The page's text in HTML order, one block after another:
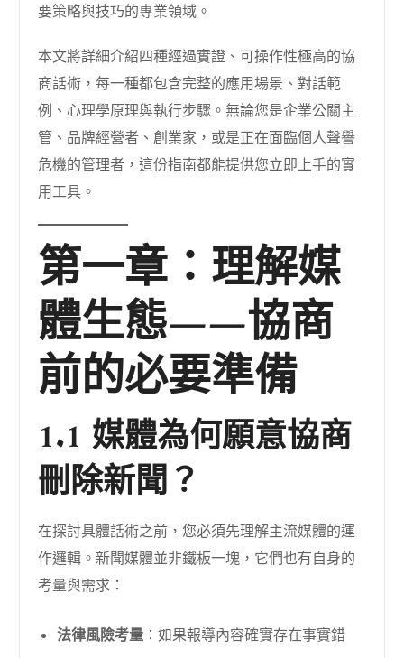
要策略與技巧的專業領域。
本文將詳細介紹四種經過實證、可操作性極高的協
商話術，每一種都包含完整的應用場景、對話範
例、心理學原理與執行步驟。無論您是企業公關主
管、品牌經營者、創業家，或是正在面臨個人聲譽
危機的管理者，這份指南都能提供您立即上手的實
用工具。
第一章：理解媒
體生態——協商
前的必要準備
1.1 媒體為何願意協商
刪除新聞？
在探討具體話術之前，您必須先理解主流媒體的運
作邏輯。新聞媒體並非鐵板一塊，它們也有自身的
考量與需求：
法律風險考量 ：如果報導內容確實存在事實錯